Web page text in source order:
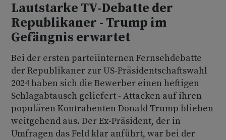
Lautstarke TV-Debatte der
Republikaner - Trump im
Gefängnis erwartet
Bei der ersten parteiinternen Fernsehdebatte
der Republikaner zur US-Präsidentschaftswahl
2024 haben sich die Bewerber einen heftigen
Schlagabtausch geliefert - Attacken auf ihren
populären Kontrahenten Donald Trump blieben
weitgehend aus. Der Ex-Präsident, der in
Umfragen das Feld klar anführt, war bei der